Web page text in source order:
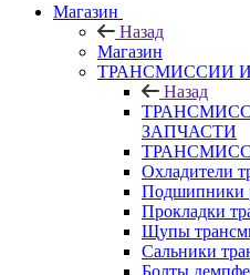
Магазин
Назад
Магазин
ТРАНСМИССИИ
Назад
ЗАПЧАСТИ
Охладители
Подшипники
Прокладки
Щупы
Сальники
Болты